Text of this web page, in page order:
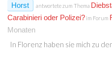
Horst antwortete zum Thema
Carabinieri oder Polizei? im Forum
Monaten
In Florenz haben sie mich zu